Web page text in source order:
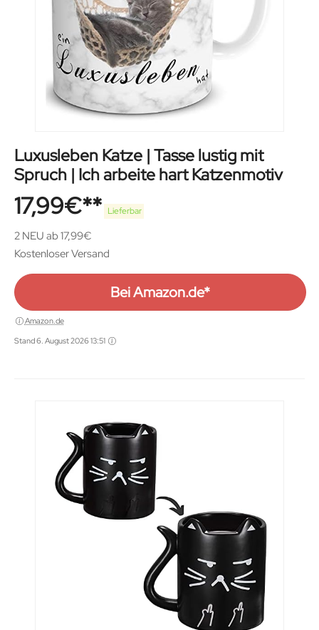
Luxusleben Katze | Tasse lustig mit
Spruch | Ich arbeite hart Katzenmotiv
17,99€ Lieferbar
2 NEU ab 17,99€
Kostenloser Versand
Bei Amazon.de*
Amazon.de
Stand 6. August 2026 13:51